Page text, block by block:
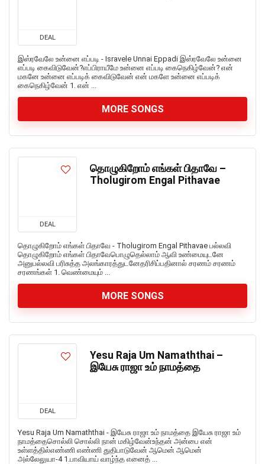
DEAL
இஸ்ரவேலே உன்னை எப்படி - Isravele Unnai Eppadi இஸ்ரவேலே உன்னை
எப்படி கைவிடுவேன்?எப்பிராயீமே உன்னை எப்படி கைநெகிழ்வேன்? என்
மகனே உன்னை எப்படிக் கைவிடுவேன் என் மகளே உன்னை எப்படிக்
கைநெகிழ்வேன் 1. என் ...
MORE SONGS
DEAL
தொழுகிறோம் எங்கள் பிதாவே –
Tholugirom Engal Pithavae
தொழுகிறோம் எங்கள் பிதாவே - Tholugirom Engal Pithavae பல்லவி
தொழுகிறோம் எங்கள் பிதாவேபொழுதெல்லாம் ஆவி உண்மையுடனே
அனுபல்லவி பரிசுத்த அலங்காரத்துடனேதரிசிப்பதினால் சரணம் சரணம்
சரணங்கள் 1. வெண்மையும் ...
MORE SONGS
DEAL
Yesu Raja Um Namaththai –
இயேசு ராஜா உம் நாமத்தை
Yesu Raja Um Namaththai - இயேசு ராஜா உம் நாமத்தை இயேசு ராஜா உம்
நாமத்தைசொல்லி சொல்லி நான் மகிழ்வேன்உந்தன் அன்பை என்
உள்ளத்தில்எண்ணி எண்ணி துதிபாடுவேன் ஆமென் ஆமென்
அல்லேலுயா-4 1.பாவியாய் வாழ்ந்த எனைத் ...